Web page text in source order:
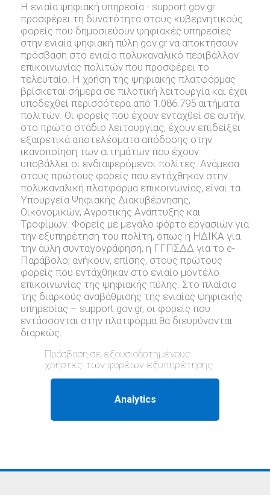
Η ενιαία ψηφιακή υπηρεσία - support.gov.gr
προσφέρει τη δυνατότητα στους κυβερνητικούς
φορείς που δημοσιεύουν ψηφιακές υπηρεσίες
στην ενιαία ψηφιακή πύλη gov.gr να αποκτήσουν
πρόσβαση στο ενιαίο πολυκαναλικό περιβάλλον
επικοινωνίας πολιτών που προσφέρει το
τελευταίο. Η χρήση της ψηφιακής πλατφόρμας
βρίσκεται σήμερα σε πιλοτική λειτουργία και έχει
υποδεχθεί περισσότερα από 1.086.795 αιτήματα
πολιτών. Οι φορείς που έχουν ενταχθεί σε αυτήν,
στο πρώτο στάδιο λειτουργίας, έχουν επιδείξει
εξαιρετικά αποτελέσματα απόδοσης στην
ικανοποίηση των αιτημάτων που έχουν
υποβάλλει οι ενδιαφερόμενοι πολίτες. Ανάμεσα
στους πρώτους φορείς που εντάχθηκαν στην
πολυκαναλική πλατφόρμα επικοινωνίας, είναι τα
Υπουργεία Ψηφιακής Διακυβέρνησης,
Οικονομικών, Αγροτικής Ανάπτυξης και
Τροφίμων. Φορείς με μεγάλο φόρτο εργασιών για
την εξυπηρέτηση του πολίτη, όπως η ΗΔΙΚΑ για
την άυλη συνταγογράφηση, η ΓΓΠΣΔΔ για το e-
Παράβολο, ανήκουν, επίσης, στους πρώτους
φορείς που εντάχθηκαν στο ενιαίο μοντέλο
επικοινωνίας της ψηφιακής πύλης. Στο πλαίσιο
της διαρκούς αναβάθμισης της ενιαίας ψηφιακής
υπηρεσίας – support.gov.gr, oι φορείς που
εντάσσονται στην πλατφόρμα θα διευρύνονται
διαρκώς.
Πρόσβαση σε εξουσιοδοτημένους
χρήστες των φορέων εξυπηρέτησης